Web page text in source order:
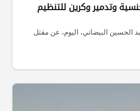
جنسية وتدمير وكرين للتنظيم
الحسين البيضاني، اليوم، عن مقتل